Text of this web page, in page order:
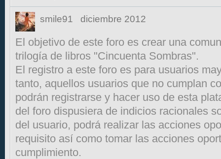
smile91 diciembre 2012
El objetivo de este foro es crear una
trilogía de libros "Cincuenta Sombras".
El registro a este foro es para usuarios
tanto, aquellos usuarios que no cumplan
podrán registrarse y hacer uso de esta
del foro dispusiera de indicios racionales
del usuario, podrá realizar las acciones
requisito así como tomar las acciones
cumplimiento.